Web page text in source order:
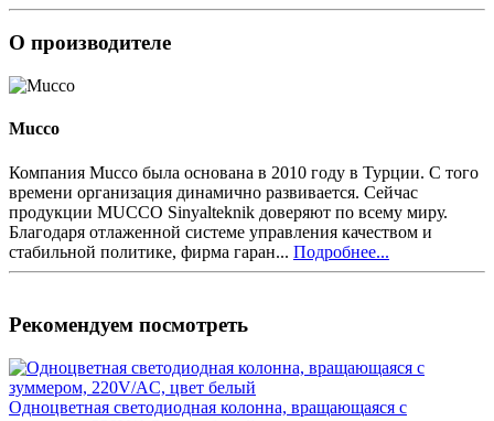
О производителе
Mucco
Компания Mucco была основана в 2010 году в Турции. С того
времени организация динамично развивается. Сейчас
продукции MUCCO Sinyalteknik доверяют по всему миру.
Благодаря отлаженной системе управления качеством и
стабильной политике, фирма гаран... Подробнее...
Рекомендуем посмотреть
Одноцветная светодиодная колонна, вращающаяся с